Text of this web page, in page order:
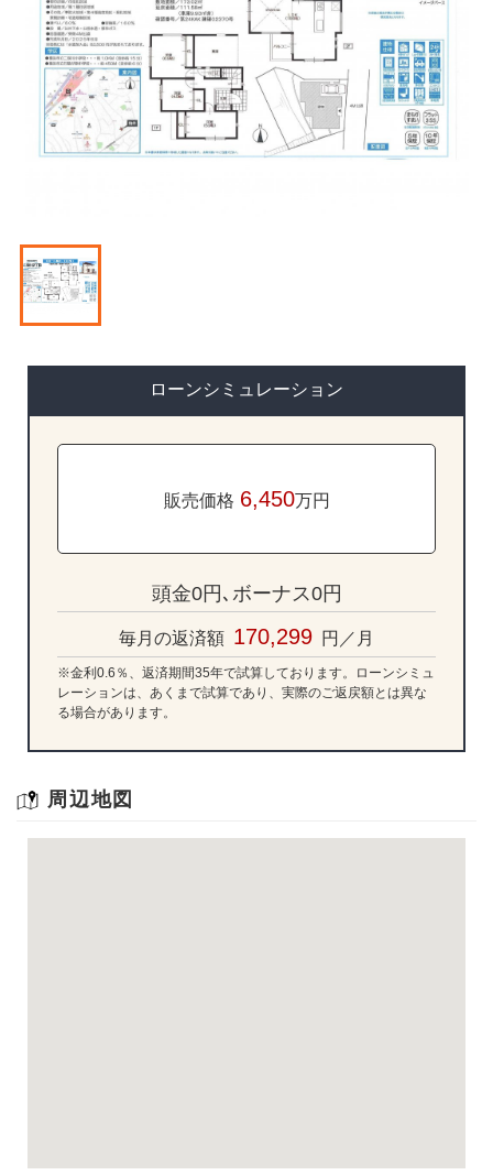
ローンシミュレーション
販売価格 6,450万円
頭金0円､ボーナス0円
毎月の返済額 170,299 円／月
※金利0.6％、返済期間35年で試算しております。ローンシミュ
レーションは、あくまで試算であり、実際のご返戻額とは異な
る場合があります。
周辺地図